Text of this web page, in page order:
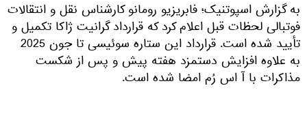
به گزارش اسپوتنیک؛ فابریزیو رومانو کارشناس نقل و انتقالات
فوتبالی لحظات قبل اعلام کرد که قرارداد گرانیت ژاکا تکمیل و
تأیید شده است. قرارداد این ستاره سوئیسی تا جون 2025
به علاوه افزایش دستمزد هفته پیش و پس از شکست
مذاکرات با آ اس رُم امضا شده است.